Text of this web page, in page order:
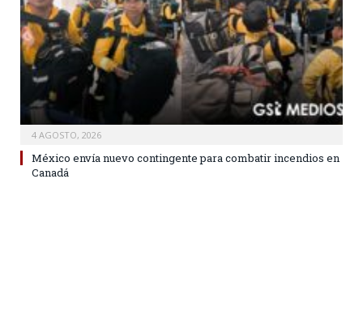
4 AGOSTO, 2026
México envía nuevo contingente para combatir incendios en
Canadá